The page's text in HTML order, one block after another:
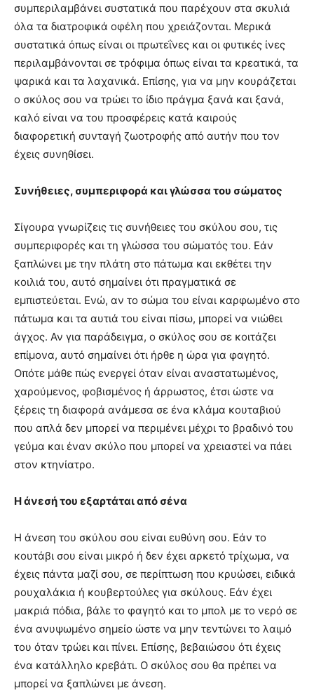
συμπεριλαμβάνει συστατικά που παρέχουν στα σκυλιά
όλα τα διατροφικά οφέλη που χρειάζονται. Μερικά
συστατικά όπως είναι οι πρωτεΐνες και οι φυτικές ίνες
περιλαμβάνονται σε τρόφιμα όπως είναι τα κρεατικά, τα
ψαρικά και τα λαχανικά. Επίσης, για να μην κουράζεται
ο σκύλος σου να τρώει το ίδιο πράγμα ξανά και ξανά,
καλό είναι να του προσφέρεις κατά καιρούς
διαφορετική συνταγή ζωοτροφής από αυτήν που τον
έχεις συνηθίσει.
Συνήθειες, συμπεριφορά και γλώσσα του σώματος
Σίγουρα γνωρίζεις τις συνήθειες του σκύλου σου, τις
συμπεριφορές και τη γλώσσα του σώματός του. Εάν
ξαπλώνει με την πλάτη στο πάτωμα και εκθέτει την
κοιλιά του, αυτό σημαίνει ότι πραγματικά σε
εμπιστεύεται. Ενώ, αν το σώμα του είναι καρφωμένο στο
πάτωμα και τα αυτιά του είναι πίσω, μπορεί να νιώθει
άγχος. Αν για παράδειγμα, ο σκύλος σου σε κοιτάζει
επίμονα, αυτό σημαίνει ότι ήρθε η ώρα για φαγητό.
Οπότε μάθε πώς ενεργεί όταν είναι αναστατωμένος,
χαρούμενος, φοβισμένος ή άρρωστος, έτσι ώστε να
ξέρεις τη διαφορά ανάμεσα σε ένα κλάμα κουταβιού
που απλά δεν μπορεί να περιμένει μέχρι το βραδινό του
γεύμα και έναν σκύλο που μπορεί να χρειαστεί να πάει
στον κτηνίατρο.
Η άνεσή του εξαρτάται από σένα
Η άνεση του σκύλου σου είναι ευθύνη σου. Εάν το
κουτάβι σου είναι μικρό ή δεν έχει αρκετό τρίχωμα, να
έχεις πάντα μαζί σου, σε περίπτωση που κρυώσει, ειδικά
ρουχαλάκια ή κουβερτούλες για σκύλους. Εάν έχει
μακριά πόδια, βάλε το φαγητό και το μπολ με το νερό σε
ένα ανυψωμένο σημείο ώστε να μην τεντώνει το λαιμό
του όταν τρώει και πίνει. Επίσης, βεβαιώσου ότι έχεις
ένα κατάλληλο κρεβάτι. Ο σκύλος σου θα πρέπει να
μπορεί να ξαπλώνει με άνεση.